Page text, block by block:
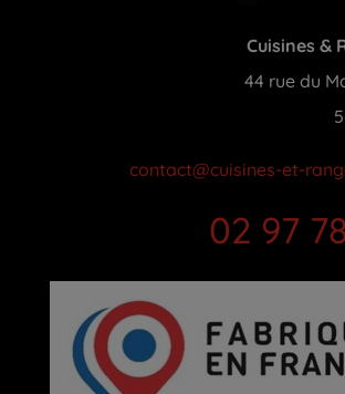
Cuisines &
44 rue du
contact@cuisines-et-
02 97